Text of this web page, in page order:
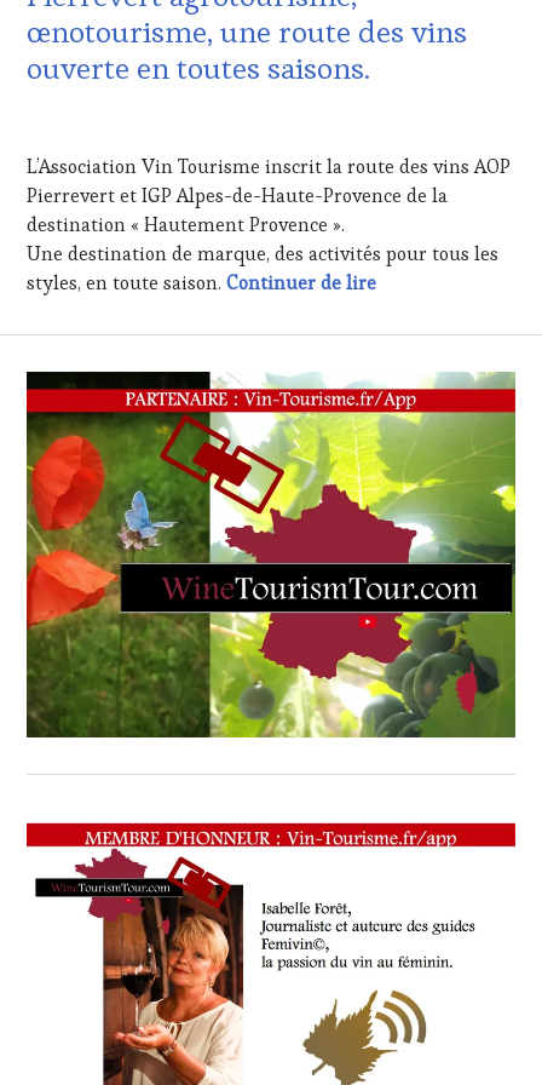
GASTRONOMIE
FRANÇAISE,
WINE
TASTING,
MÉDIAS,
ÉCRITE,
RADIO,
WEB,
PARTENAIRES
VIN
TOURISME,
PRODUCTEURS
TERROIR,
RESTAURATEUR,
CHEF,
CUISINIER,
ŒNOLOGUE,
SOMMELIER
SALONS
INTERNATIONAUX,
VIGNOBLES,
WINE
TASTING
WINE
FAME,
WINE
TOURISM
TOUR,
WINETASTINGVOUCHER.COM
œnotourisme, une route des vins
ouverte en toutes saisons.
2021
L’Association Vin Tourisme inscrit la route des vins AOP
Pierrevert et IGP Alpes-de-Haute-Provence de la
destination « Hautement Provence ».
Une destination de marque, des activités pour tous les
styles, en toute saison.Continuer de lire« Irresistible »